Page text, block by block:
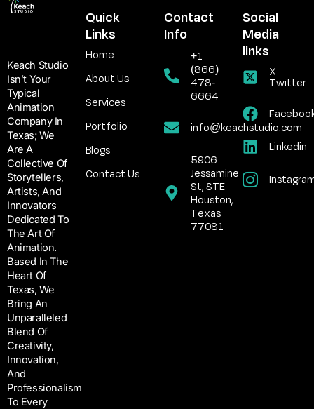
Keach Studio
Isn’t Your
Typical
Animation
Company In
Texas; We
Are A
Collective Of
Storytellers,
Artists, And
Innovators
Dedicated To
The Art Of
Animation.
Based In The
Heart Of
Texas, We
Bring An
Unparalleled
Blend Of
Creativity,
Innovation,
And
Professionalism
To Every
Quick
Links
Home
About Us
Services
Portfolio
Blogs
Contact Us
Contact
Info
+1
(866)
478-
6664
info@keachstudio.com
5906
Jessamine
St, STE
Houston,
Texas
77081
Social
Media
links
X
Twitter
Linkedin